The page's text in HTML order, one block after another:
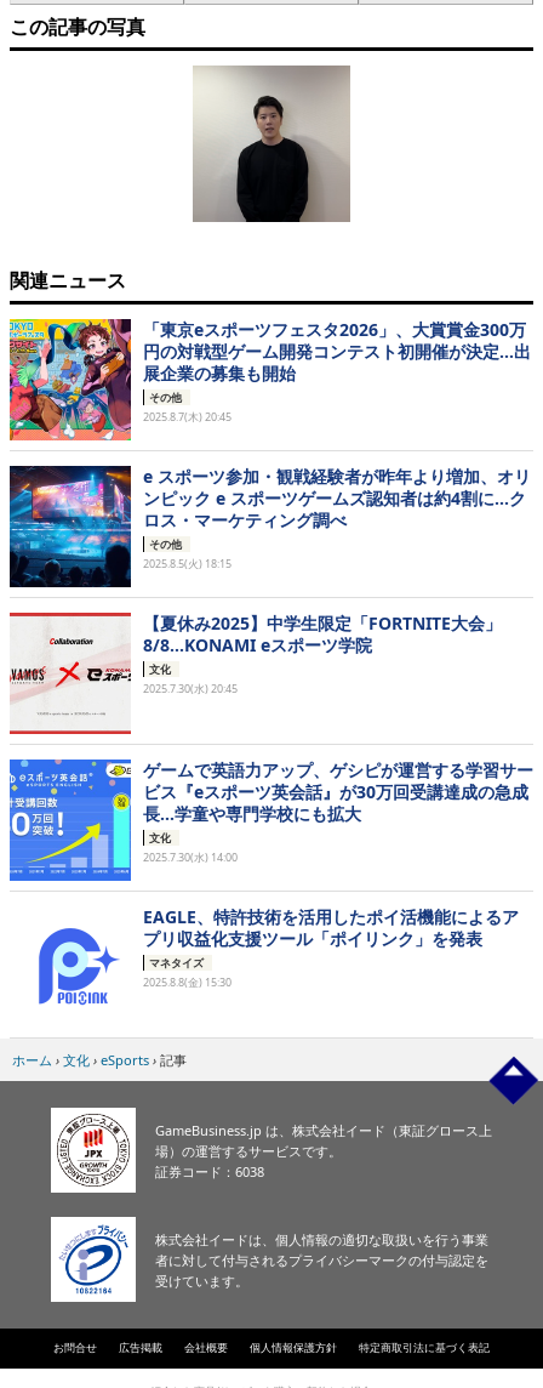
この記事の写真
関連ニュース
「東京eスポーツフェスタ2026」、大賞賞金300万
円の対戦型ゲーム開発コンテスト初開催が決定…出
展企業の募集も開始
その他
2025.8.7(木) 20:45
e スポーツ参加・観戦経験者が昨年より増加、オリ
ンピック e スポーツゲームズ認知者は約4割に…ク
ロス・マーケティング調べ
その他
2025.8.5(火) 18:15
【夏休み2025】中学生限定「FORTNITE大会」
8/8…KONAMI eスポーツ学院
文化
2025.7.30(水) 20:45
ゲームで英語力アップ、ゲシピが運営する学習サー
ビス『eスポーツ英会話』が30万回受講達成の急成
長…学童や専門学校にも拡大
文化
2025.7.30(水) 14:00
EAGLE、特許技術を活用したポイ活機能によるア
プリ収益化支援ツール「ポイリンク」を発表
マネタイズ
2025.8.8(金) 15:30
ホーム › 文化 › eSports › 記事
GameBusiness.jp は、株式会社イード（東証グロース上
場）の運営するサービスです。
証券コード：6038
株式会社イードは、個人情報の適切な取扱いを行う事業
者に対して付与されるプライバシーマークの付与認定を
受けています。
お問合せ 広告掲載 会社概要 個人情報保護方針 特定商取引法に基づく表記